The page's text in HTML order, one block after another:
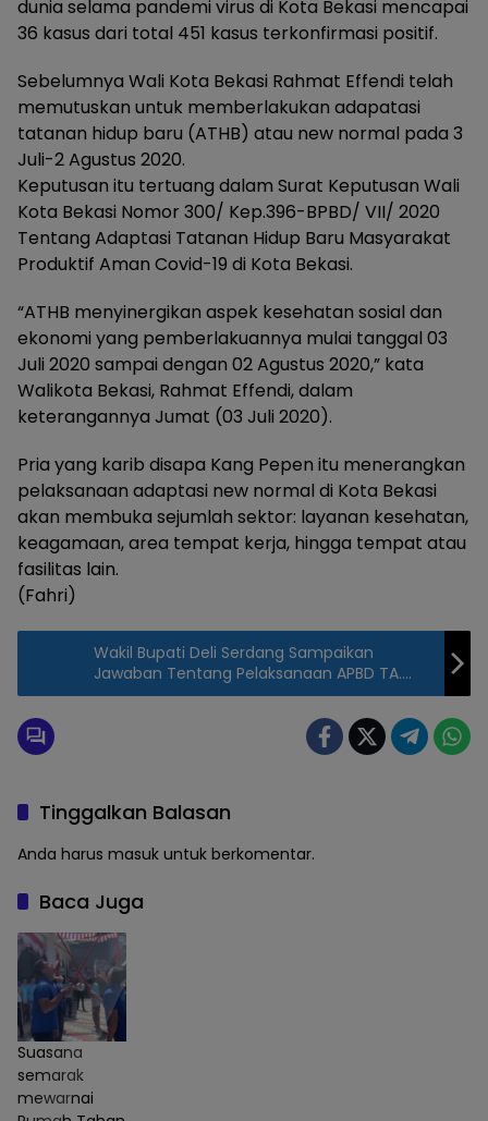
dunia selama pandemi virus di Kota Bekasi mencapai
36 kasus dari total 451 kasus terkonfirmasi positif.
Sebelumnya Wali Kota Bekasi Rahmat Effendi telah
memutuskan untuk memberlakukan adapatasi
tatanan hidup baru (ATHB) atau new normal pada 3
Juli-2 Agustus 2020.
Keputusan itu tertuang dalam Surat Keputusan Wali
Kota Bekasi Nomor 300/ Kep.396-BPBD/ VII/ 2020
Tentang Adaptasi Tatanan Hidup Baru Masyarakat
Produktif Aman Covid-19 di Kota Bekasi.
“ATHB menyinergikan aspek kesehatan sosial dan
ekonomi yang pemberlakuannya mulai tanggal 03
Juli 2020 sampai dengan 02 Agustus 2020,” kata
Walikota Bekasi, Rahmat Effendi, dalam
keterangannya Jumat (03 Juli 2020).
Pria yang karib disapa Kang Pepen itu menerangkan
pelaksanaan adaptasi new normal di Kota Bekasi
akan membuka sejumlah sektor: layanan kesehatan,
keagamaan, area tempat kerja, hingga tempat atau
fasilitas lain.
(Fahri)
Wakil Bupati Deli Serdang Sampaikan
Jawaban Tentang Pelaksanaan APBD TA.
2019
Tinggalkan Balasan
Anda harus masuk untuk berkomentar.
Baca Juga
Suasana
semarak
mewarnai